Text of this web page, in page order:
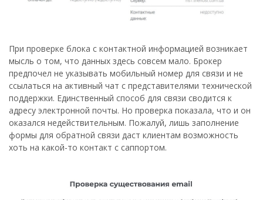
При проверке блока с контактной информацией возникает
мысль о том, что данных здесь совсем мало. Брокер
предпочел не указывать мобильный номер для связи и не
ссылаться на активный чат с представителями технической
поддержки. Единственный способ для связи сводится к
адресу электронной почты. Но проверка показала, что и он
оказался недействительным. Пожалуй, лишь заполнение
формы для обратной связи даст клиентам возможность
хоть на какой-то контакт с саппортом.